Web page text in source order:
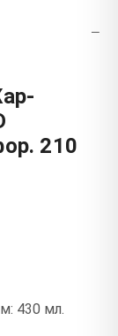
−
210
430 мл.